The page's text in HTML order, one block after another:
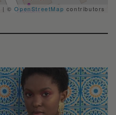
| ©OpenStreetMap contributors